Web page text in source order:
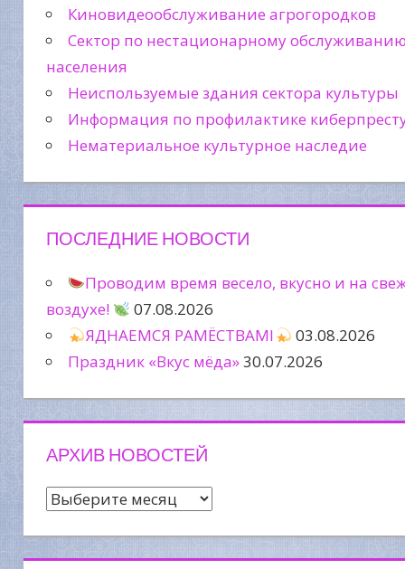
Киновидеообслуживание агрогородков
Сектор по нестационарному
населения
Неиспользуемые здания сектора культуры
Информация по профилактике
Нематериальное культурное наследие
ПОСЛЕДНИЕ НОВОСТИ
Проводим время весело, вкусно и на
воздухе!
07.08.2026
ЯДНАЕМСЯ РАМЁСТВАМІ
03.08.2026
Праздник «Вкус мёда»30.07.2026
АРХИВ НОВОСТЕЙ
Архив